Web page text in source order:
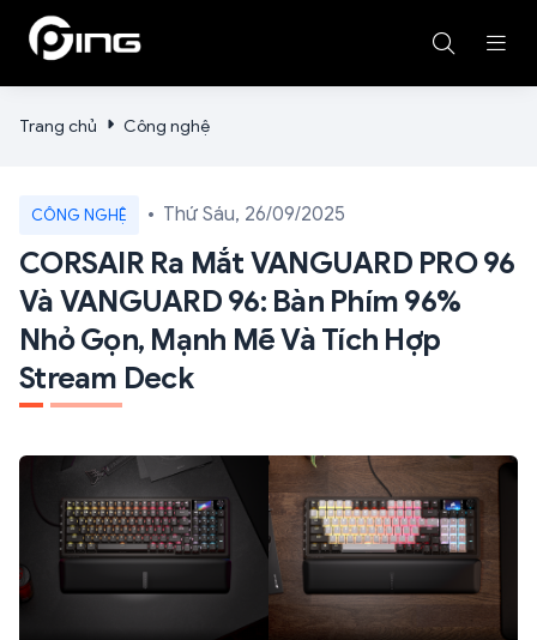
Trang chủ Công nghệ
CÔNG NGHỆ Thứ Sáu, 26/09/2025
CORSAIR Ra Mắt VANGUARD PRO 96
Và VANGUARD 96: Bàn Phím 96%
Nhỏ Gọn, Mạnh Mẽ Và Tích Hợp
Stream Deck